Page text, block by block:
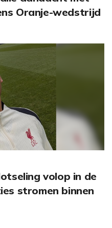
Oranje-wedstrijd
volop in de
stromen binnen